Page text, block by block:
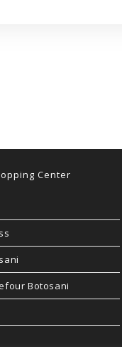
Center
Botosani